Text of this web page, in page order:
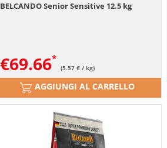
BELCANDO Senior Sensitive 12.5 kg
€69.66 (5.57 € / kg)
AGGIUNGI AL CARRELLO